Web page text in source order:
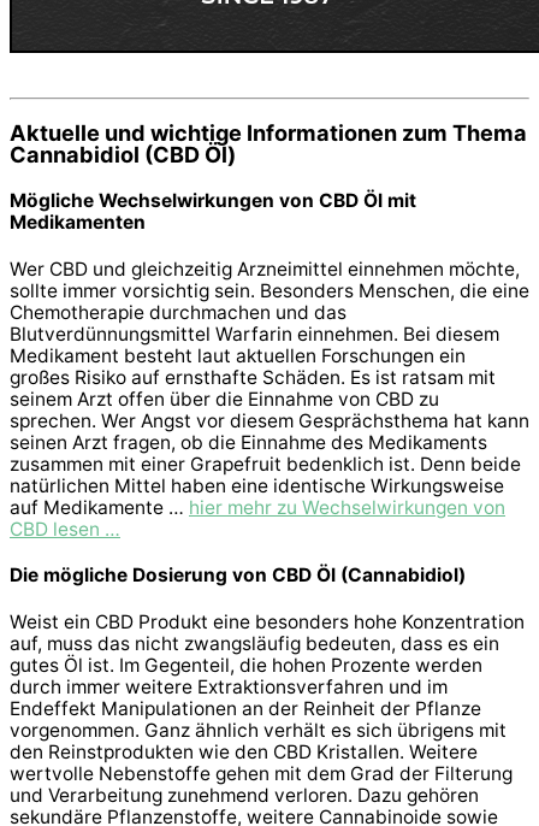
Aktuelle und wichtige Informationen zum Thema
Cannabidiol (CBD Öl)
Mögliche Wechselwirkungen von CBD Öl mit
Medikamenten
Wer CBD und gleichzeitig Arzneimittel einnehmen möchte,
sollte immer vorsichtig sein. Besonders Menschen, die eine
Chemotherapie durchmachen und das
Blutverdünnungsmittel Warfarin einnehmen. Bei diesem
Medikament besteht laut aktuellen Forschungen ein
großes Risiko auf ernsthafte Schäden. Es ist ratsam mit
seinem Arzt offen über die Einnahme von CBD zu
sprechen. Wer Angst vor diesem Gesprächsthema hat kann
seinen Arzt fragen, ob die Einnahme des Medikaments
zusammen mit einer Grapefruit bedenklich ist. Denn beide
natürlichen Mittel haben eine identische Wirkungsweise
auf Medikamente … hier mehr zu Wechselwirkungen von
CBD lesen …
Die mögliche Dosierung von CBD Öl (Cannabidiol)
Weist ein CBD Produkt eine besonders hohe Konzentration
auf, muss das nicht zwangsläufig bedeuten, dass es ein
gutes Öl ist. Im Gegenteil, die hohen Prozente werden
durch immer weitere Extraktionsverfahren und im
Endeffekt Manipulationen an der Reinheit der Pflanze
vorgenommen. Ganz ähnlich verhält es sich übrigens mit
den Reinstprodukten wie den CBD Kristallen. Weitere
wertvolle Nebenstoffe gehen mit dem Grad der Filterung
und Verarbeitung zunehmend verloren. Dazu gehören
sekundäre Pflanzenstoffe, weitere Cannabinoide sowie